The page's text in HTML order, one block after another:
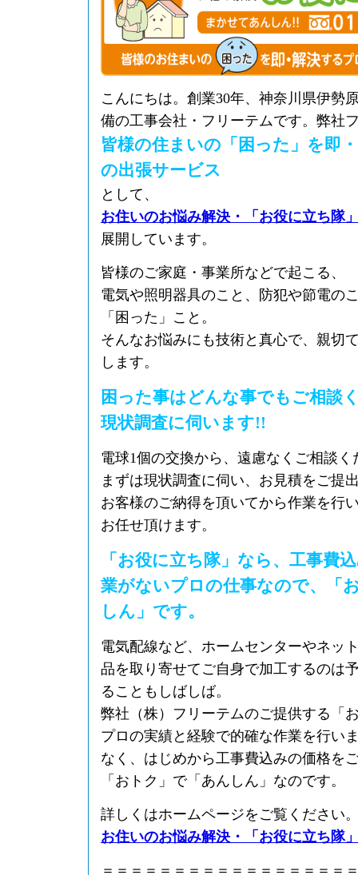
こんにちは。創業30年、神奈川県伊勢
備の工事会社・フリーテムです。弊社
皆様の住まいの「困った」を即
の出張サービス
として、
お住いのお悩み解決・「お役に立ち隊
展開しています。
皆様のご家庭・事業所などで起こる、
電気や照明器具のこと、防犯や節電の
「困った」こと。
そんなお悩みにも技術と真心で、親切
します。
困った事はどんな事でもご相談
現状調査に伺います!!
電球1個の交換から、遠慮なくご相談く
まずは現状調査に伺い、お見積をご提
お客様のご納得を頂いてから作業を行
お任せ頂けます。
「お役に立ち隊」なら、工事費
業がないプロの仕事なので、「
しん」です。
電気配線など、ホームセンターやネッ
品を取り寄せてご自身で加工するのは
ることもしばしば。
弊社（株）フリーテムのご提供する「
プロの実績と経験で的確な作業を行い
なく、はじめから工事費込みの価格を
「おトク」で「あんしん」なのです。
詳しくはホームページをご覧ください
お住いのお悩み解決・「お役に立ち隊
＝＝＝＝＝＝＝＝＝＝＝＝＝＝＝＝＝